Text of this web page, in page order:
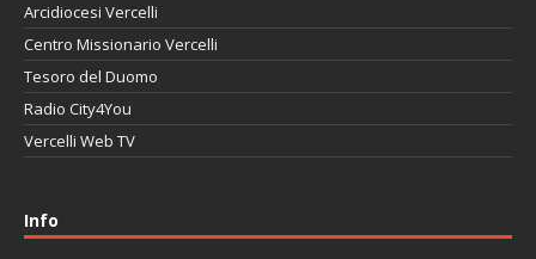
Arcidiocesi Vercelli
Centro Missionario Vercelli
Tesoro del Duomo
Radio City4You
Vercelli Web TV
Info